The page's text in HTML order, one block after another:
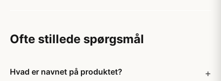
Ofte stillede spørgsmål
Hvad er navnet på produktet?